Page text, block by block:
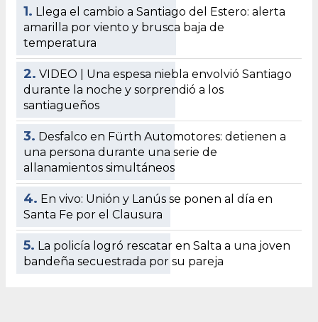
1. Llega el cambio a Santiago del Estero: alerta
amarilla por viento y brusca baja de
temperatura
2. VIDEO | Una espesa niebla envolvió Santiago
durante la noche y sorprendió a los
santiagueños
3. Desfalco en Fürth Automotores: detienen a
una persona durante una serie de
allanamientos simultáneos
4. En vivo: Unión y Lanús se ponen al día en
Santa Fe por el Clausura
5. La policía logró rescatar en Salta a una joven
bandeña secuestrada por su pareja